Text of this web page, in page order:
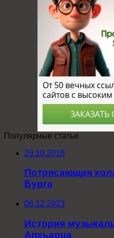
Популярные статьи
29.10.2019
Потрясающая
Бурга
06.12.2023
История
Апхьарца